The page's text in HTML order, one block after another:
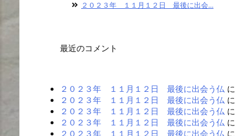
２０２３年 １１月１２日 最後に出会...
最近のコメント
２０２３年 １１月１２日 最後に出会う仏 に
２０２３年 １１月１２日 最後に出会う仏 に
２０２３年 １１月１２日 最後に出会う仏 に
２０２３年 １１月１２日 最後に出会う仏 に
２０２３年 １１月１２日 最後に出会う仏 に